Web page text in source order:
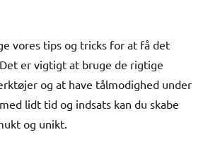
vores tips og tricks for at få det
er vigtigt at bruge de rigtige
og at have tålmodighed under
lidt tid og indsats kan du skabe
og unikt.